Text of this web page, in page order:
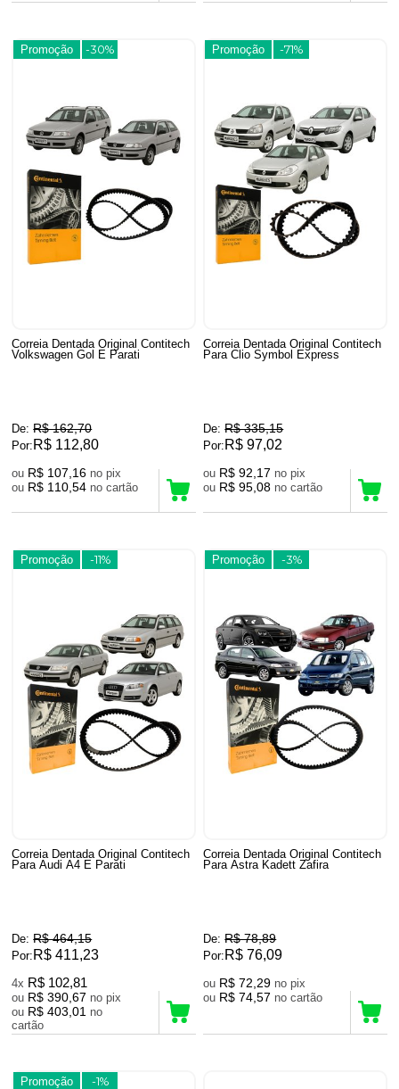
Promoção -30%
Correia Dentada Original Contitech
Volkswagen Gol E Parati
De: R$ 162,70
Por: R$ 112,80
ou R$ 107,16
no pix
ou R$ 110,54 no cartão
Promoção -71%
Correia Dentada Original Contitech
Para Clio Symbol Express
De: R$ 335,15
Por: R$ 97,02
ou R$ 92,17
no pix
ou R$ 95,08 no cartão
Promoção -11%
Correia Dentada Original Contitech
Para Audi A4 E Parati
De: R$ 464,15
Por: R$ 411,23
4x R$ 102,81
ou R$ 390,67
no pix
ou R$ 403,01 no
cartão
Promoção -3%
Correia Dentada Original Contitech
Para Astra Kadett Zafira
De: R$ 78,89
Por: R$ 76,09
ou R$ 72,29
no pix
ou R$ 74,57 no cartão
Promoção -1%